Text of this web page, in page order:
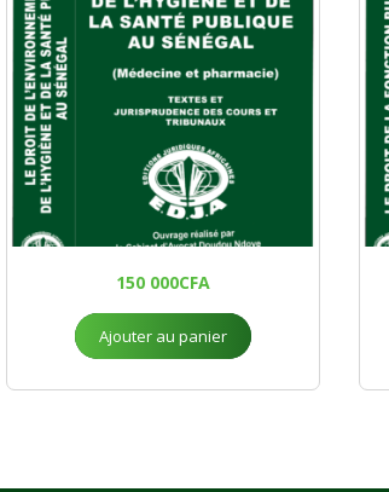
150 000CFA
Ajouter au panier